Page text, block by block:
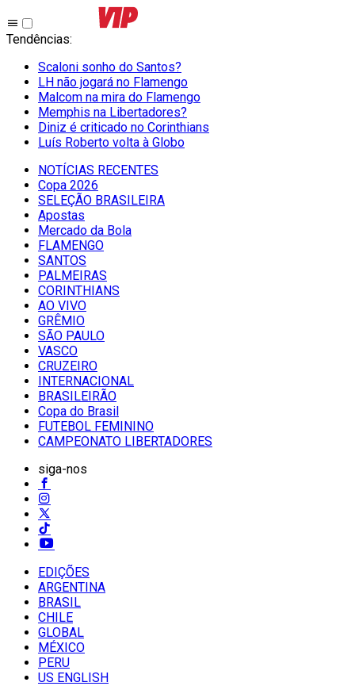
Tendências:
Scaloni sonho do Santos?
LH não jogará no Flamengo
Malcom na mira do Flamengo
Memphis na Libertadores?
Diniz é criticado no Corinthians
Luís Roberto volta à Globo
NOTÍCIAS RECENTES
Copa 2026
SELEÇÃO BRASILEIRA
Apostas
Mercado da Bola
FLAMENGO
SANTOS
PALMEIRAS
CORINTHIANS
AO VIVO
GRÊMIO
SĀO PAULO
VASCO
CRUZEIRO
INTERNACIONAL
BRASILEIRÃO
Copa do Brasil
FUTEBOL FEMININO
CAMPEONATO LIBERTADORES
siga-nos
EDIÇÕES
ARGENTINA
BRASIL
CHILE
GLOBAL
MÉXICO
PERU
US ENGLISH